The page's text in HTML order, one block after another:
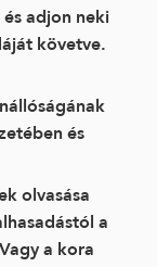
adjon neki
követve.
és
olvasása
a
a kora